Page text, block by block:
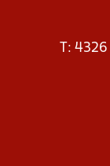
T: